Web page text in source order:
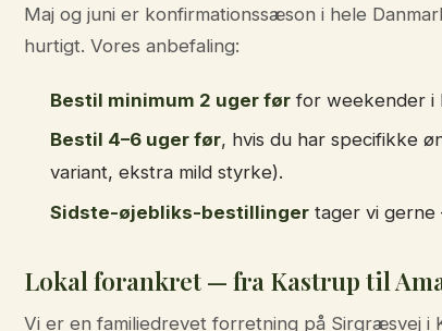
Maj og juni er konfirmationssæson i hele
hurtigt. Vores anbefaling:
Bestil minimum 2 uger før for weekender i
Bestil 4–6 uger før, hvis du har specifikke
variant, ekstra mild styrke).
Sidste-øjebliks-bestillinger tager vi
Lokal forankret — fra Kastrup til
Vi er en familiedrevet forretning på Sirgræsvej i